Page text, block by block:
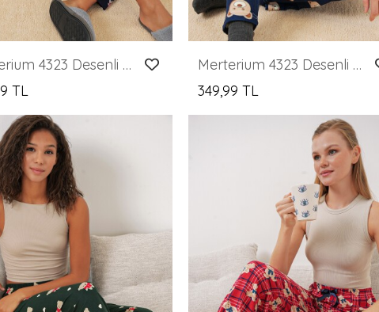
Merterium 4323 Desenli Pijama Altı - L. Lacivert
TL
Merterium 4323 Desenli Pijama Altı - F.Lacivert
349,99 TL